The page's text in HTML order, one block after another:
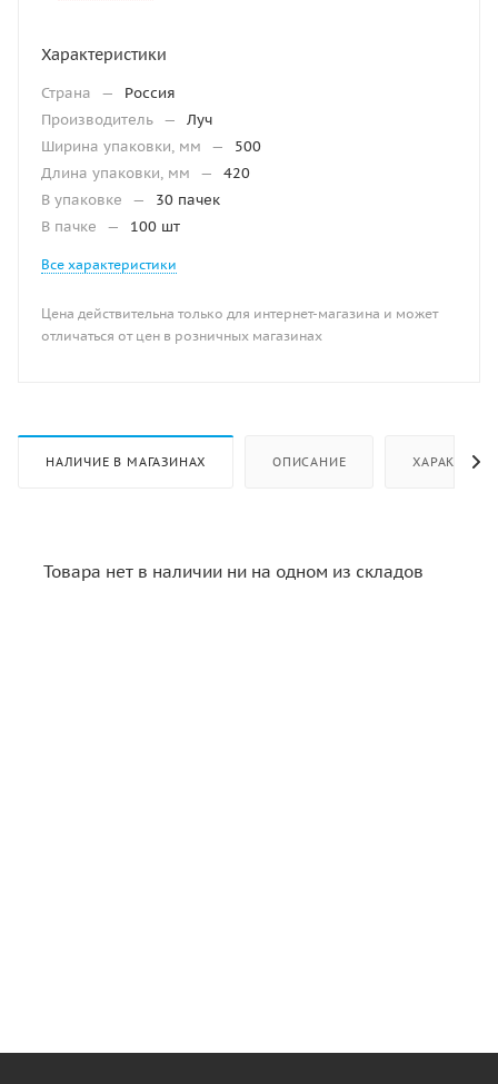
Характеристики
Страна —
Россия
Производитель —
Луч
Ширина упаковки, мм
—
500
Длина упаковки, мм
—
420
В упаковке
—
30 пачек
В пачке
— 100 шт
Все характеристики
Цена действительна только для интернет-магазина и может
отличаться от цен в розничных магазинах
НАЛИЧИЕ В МАГАЗИНАХ ОПИСАНИЕ
Товара нет в наличии ни на одном из складов